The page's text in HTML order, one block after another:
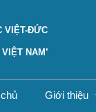
VIỆT-ĐỨC
NAM’
Giới thiệu